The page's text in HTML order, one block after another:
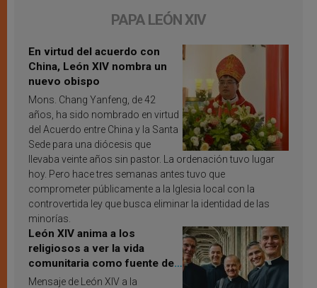
PAPA LEÓN XIV
En virtud del acuerdo con
China, León XIV nombra un
nuevo obispo
Mons. Chang Yanfeng, de 42
años, ha sido nombrado en virtud
del Acuerdo entre China y la Santa
Sede para una diócesis que
llevaba veinte años sin pastor. La ordenación tuvo lugar
hoy. Pero hace tres semanas antes tuvo que
comprometer públicamente a la Iglesia local con la
controvertida ley que busca eliminar la identidad de las
minorías.
León XIV anima a los
religiosos a ver la vida
comunitaria como fuente de
inspiración y santificación
Mensaje de León XIV a la